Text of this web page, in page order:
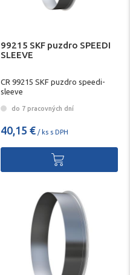
99215 SKF puzdro SPEEDI
SLEEVE
CR 99215 SKF puzdro speedi-
sleeve
do 7 pracovných dní
40,15 € / ks s DPH